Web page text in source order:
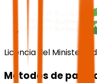
Licencia del Ministerio
Métodos de pago